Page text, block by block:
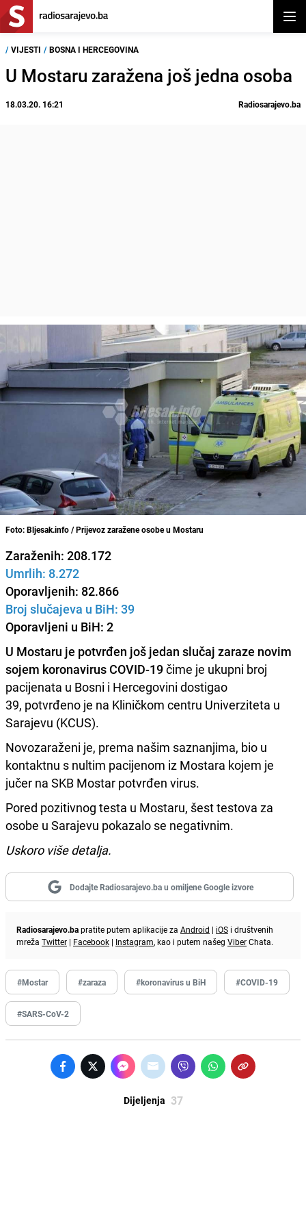
/ VIJESTI / BOSNA I HERCEGOVINA
U Mostaru zaražena još jedna osoba
18.03.20. 16:21 Radiosarajevo.ba
Foto: Bljesak.info / Prijevoz zaražene osobe u Mostaru
Zaraženih: 208.172
Umrlih: 8.272
Oporavljenih: 82.866
Broj slučajeva u BiH: 39
Oporavljeni u BiH: 2
U Mostaru je potvrđen još jedan slučaj zaraze novim
sojem koronavirus COVID-19čime je ukupni broj
pacijenata u Bosni i Hercegovini dostigao
39, potvrđeno je na Kliničkom centru Univerziteta u
Sarajevu (KCUS).
Novozaraženi je, prema našim saznanjima, bio u
kontaktnu s nultim pacijenom iz Mostara kojem je
jučer na SKB Mostar potvrđen virus.
Pored pozitivnog testa u Mostaru, šest testova za
osobe u Sarajevu pokazalo se negativnim.
Uskoro više detalja.
Dodajte Radiosarajevo.ba u omiljene Google izvore
Radiosarajevo.bapratite putem aplikacije za Android | iOS i društvenih
mreža Twitter | Facebook | Instagram, kao i putem našeg ViberChata.
#Mostar #zaraza #koronavirus u BiH #COVID-19
#SARS-CoV-2
Dijeljenja 37